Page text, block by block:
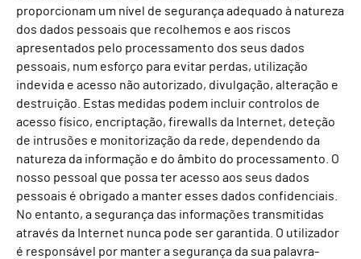
proporcionam um nível de segurança adequado à natureza
dos dados pessoais que recolhemos e aos riscos
apresentados pelo processamento dos seus dados
pessoais, num esforço para evitar perdas, utilização
indevida e acesso não autorizado, divulgação, alteração e
destruição. Estas medidas podem incluir controlos de
acesso físico, encriptação, firewalls da Internet, deteção
de intrusões e monitorização da rede, dependendo da
natureza da informação e do âmbito do processamento. O
nosso pessoal que possa ter acesso aos seus dados
pessoais é obrigado a manter esses dados confidenciais.
No entanto, a segurança das informações transmitidas
através da Internet nunca pode ser garantida. O utilizador
é responsável por manter a segurança da sua palavra-